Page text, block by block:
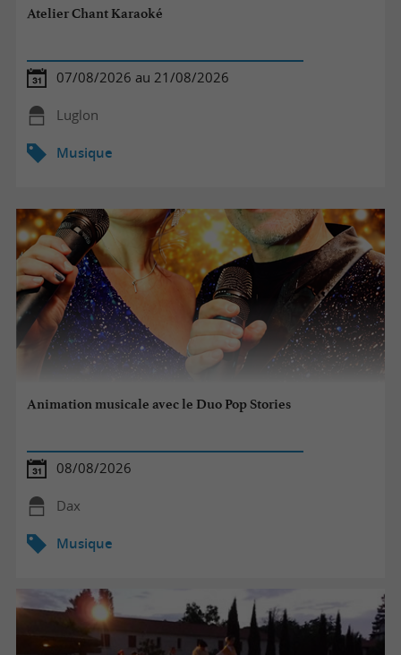
Atelier Chant Karaoké
07/08/2026 au 21/08/2026
Luglon
Musique
Animation musicale avec le Duo Pop Stories
08/08/2026
Dax
Musique